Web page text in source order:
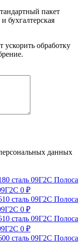
пакет
бухгалтерская
обработку
данных
Полоса
0 ₽
Полоса
0 ₽
Полоса
0 ₽
Полоса